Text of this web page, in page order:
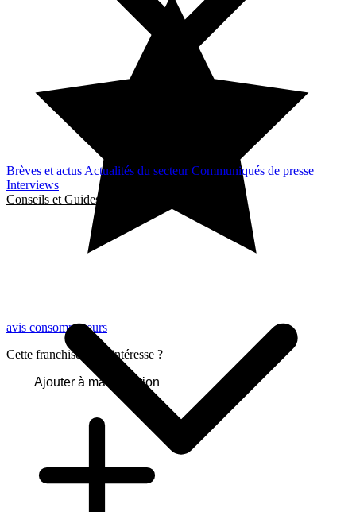
Brèves et actus Actualités du secteurCommuniqués de presse
Interviews
Conseils et Guides
avis consommateurs
Cette franchise vous intéresse ?
Ajouter à ma sélection